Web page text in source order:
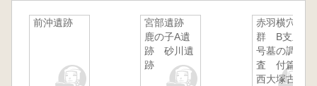
前沖遺跡
宮部遺跡
鹿の子A遺
跡 砂川遺
跡
赤羽横穴墓
群 B支丘1
号墓の調
査 付篇
西大塚古墳